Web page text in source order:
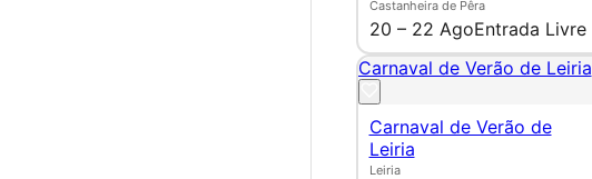
Castanheira de Pêra
20 – 22 AgoEntrada Livre
Carnaval de Verão de Leiria
Carnaval de Verão de
Leiria
Leiria